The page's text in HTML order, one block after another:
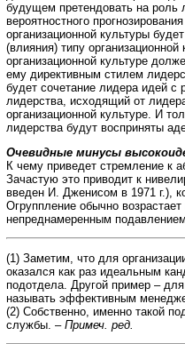
будущем претендовать на роль
вероятностного
организационной культуры
(влияния) типу
организационной культуре
ему директивным стилем
будет сочетание лидера идей
лидерства, исходящий от
организационной культуре. И
лидерства будут восприняты
Очевидные минусы
К чему приведет стремление к
Зачастую это приводит к
введен И. Дженисом в 1971 г.),
Огруппление обычно
непреднамеренным
(1) Заметим, что для
оказался как раз идеальным
подотдела. Другой пример –
называть эффективным
(2) Собственно, именно такой
службы. – Примеч. ред.